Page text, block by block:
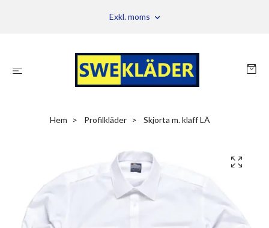
Exkl. moms
Hem Profilkläder Skjorta m. klaff LÄ